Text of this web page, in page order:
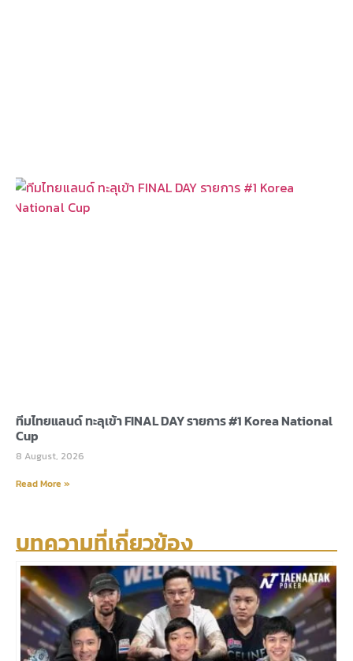
ทีมไทยแลนด์ ทะลุเข้า FINAL DAY รายการ #1 Korea National
Cup
8 August, 2026
Read More »
บทความที่เกี่ยวข้อง